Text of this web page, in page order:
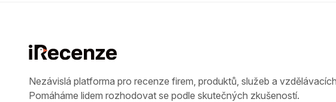
Nezávislá platforma pro recenze firem, produktů, služeb a
Pomáháme lidem rozhodovat se podle skutečných zkušeností.